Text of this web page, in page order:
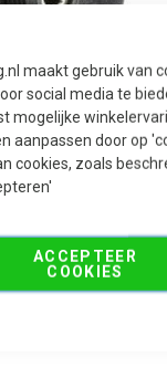
maakt gebruik van
social media te
mogelijke
aanpassen door op
cookies, zoals
ACCEPTEER
COOKIES